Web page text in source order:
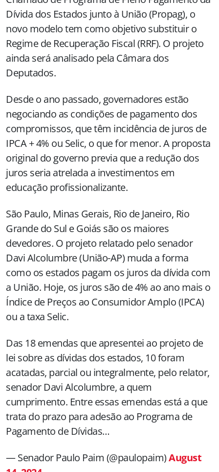
Dívida dos Estados junto à União (Propag), o
novo modelo tem como objetivo substituir o
Regime de Recuperação Fiscal (RRF). O projeto
ainda será analisado pela Câmara dos
Deputados.
Desde o ano passado, governadores estão
negociando as condições de pagamento dos
compromissos, que têm incidência de juros de
IPCA + 4% ou Selic, o que for menor. A proposta
original do governo previa que a redução dos
juros seria atrelada a investimentos em
educação profissionalizante.
São Paulo, Minas Gerais, Rio de Janeiro, Rio
Grande do Sul e Goiás são os maiores
devedores. O projeto relatado pelo senador
Davi Alcolumbre (União-AP) muda a forma
como os estados pagam os juros da dívida com
a União. Hoje, os juros são de 4% ao ano mais o
Índice de Preços ao Consumidor Amplo (IPCA)
ou a taxa Selic.
Das 18 emendas que apresentei ao projeto de
lei sobre as dívidas dos estados, 10 foram
acatadas, parcial ou integralmente, pelo relator,
senador Davi Alcolumbre, a quem
cumprimento. Entre essas emendas está a que
trata do prazo para adesão ao Programa de
Pagamento de Dívidas…
— Senador Paulo Paim (@paulopaim)August